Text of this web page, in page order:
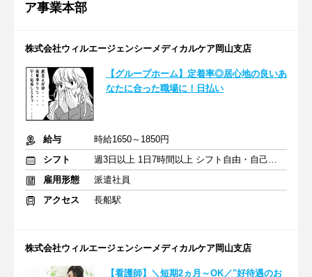
ア事業本部
株式会社ウィルエージェンシーメディカルケア岡山支店
【グループホーム】定着率◎居心地の良いあ
なたに合った職場に！日払い
給与
時給1650～1850円
シフト
週3日以上 1日7時間以上 シフト自由・自己申告
雇用形態
派遣社員
アクセス
長船駅
株式会社ウィルエージェンシーメディカルケア岡山支店
【看護師】＼短期2ヵ月～OK／"好待遇のお